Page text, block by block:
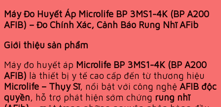
Máy Đo Huyết Áp Microlife BP 3MS1-4K (BP A200
AFIB) – Đo Chính Xác, Cảnh Báo Rung Nhĩ AFib
Giới thiệu sản phẩm
Máy đo huyết áp Microlife BP 3MS1-4K (BP A200
AFIB) là thiết bị y tế cao cấp đến từ thương hiệu
Microlife – Thụy Sĩ, nổi bật với công nghệ AFIB độc
quyền, hỗ trợ phát hiện sớm chứng rung nhĩ